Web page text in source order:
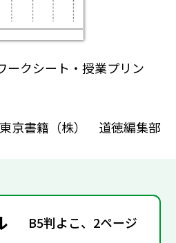
ークシート・授業プリン
東京書籍（株） 道徳編集部
B5判よこ、2ページ